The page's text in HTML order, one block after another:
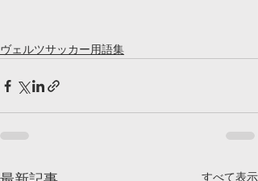
ヴェルツサッカー用語集
すべて表示